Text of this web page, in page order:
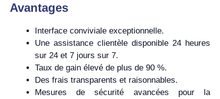
Avantages
Interface conviviale exceptionnelle.
Une assistance clientèle disponible 24 heures
sur 24 et 7 jours sur 7.
Taux de gain élevé de plus de 90 %.
Des frais transparents et raisonnables.
Mesures de sécurité avancées pour la